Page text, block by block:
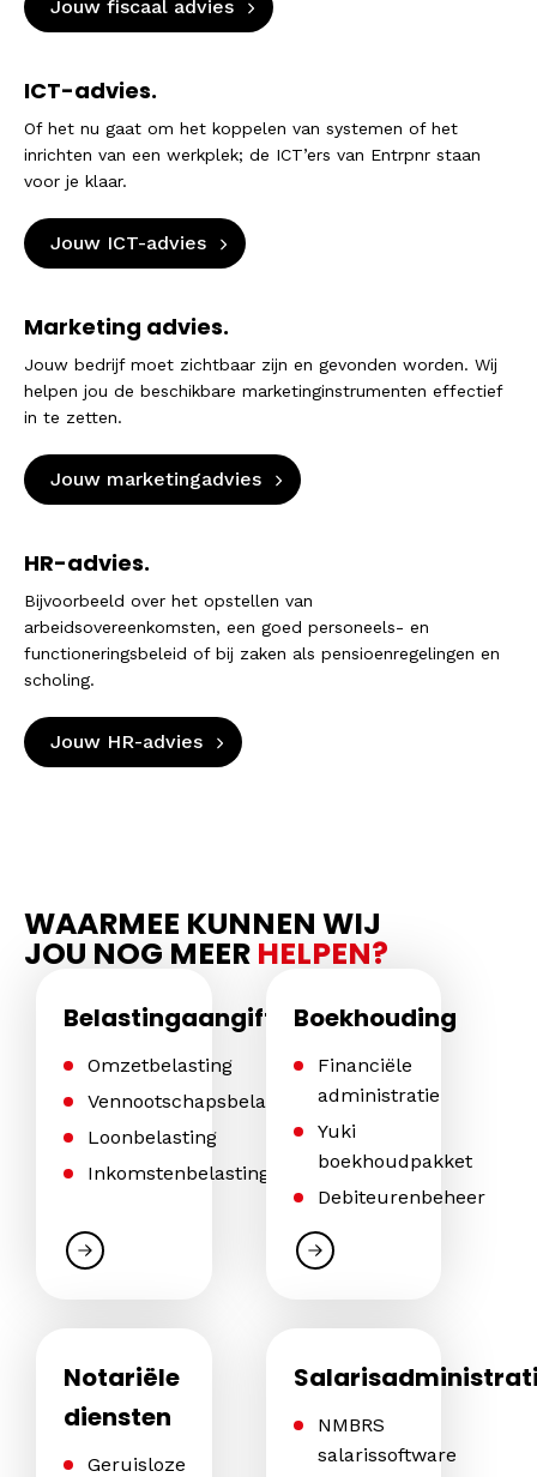
Jouw fiscaal advies
ICT-advies.
Of het nu gaat om het koppelen van systemen of het
inrichten van een werkplek; de ICT’ers van Entrpnr staan
voor je klaar.
Jouw ICT-advies
Marketing advies.
Jouw bedrijf moet zichtbaar zijn en gevonden worden. Wij
helpen jou de beschikbare marketinginstrumenten effectief
in te zetten.
Jouw marketingadvies
HR-advies.
Bijvoorbeeld over het opstellen van
arbeidsovereenkomsten, een goed personeels- en
functioneringsbeleid of bij zaken als pensioenregelingen en
scholing.
Jouw HR-advies
WAARMEE KUNNEN WIJ
JOU NOG MEER HELPEN?
Belastingaangiftes
Omzetbelasting
Vennootschapsbelasting
Loonbelasting
Inkomstenbelasting
Boekhouding
Financiële
administratie
Yuki
boekhoudpakket
Debiteurenbeheer
Notariële
diensten
Geruisloze
NMBRS
salarissoftware